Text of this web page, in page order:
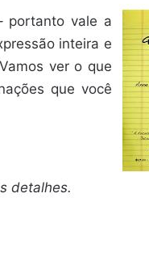
portanto vale a
inteira e
ver o que
que você
detalhes.